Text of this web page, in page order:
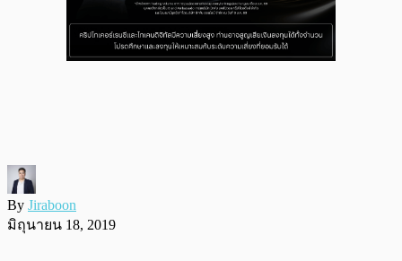
By Jiraboon
มิถุนายน 18, 2019